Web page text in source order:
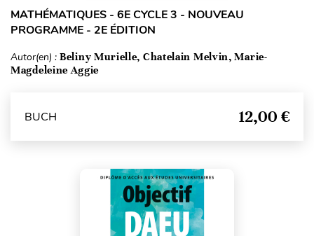
MATHÉMATIQUES - 6E CYCLE 3 - NOUVEAU
PROGRAMME - 2E ÉDITION
Autor(en) : Beliny Murielle, Chatelain Melvin, Marie-
Magdeleine Aggie
BUCH 12,00 €